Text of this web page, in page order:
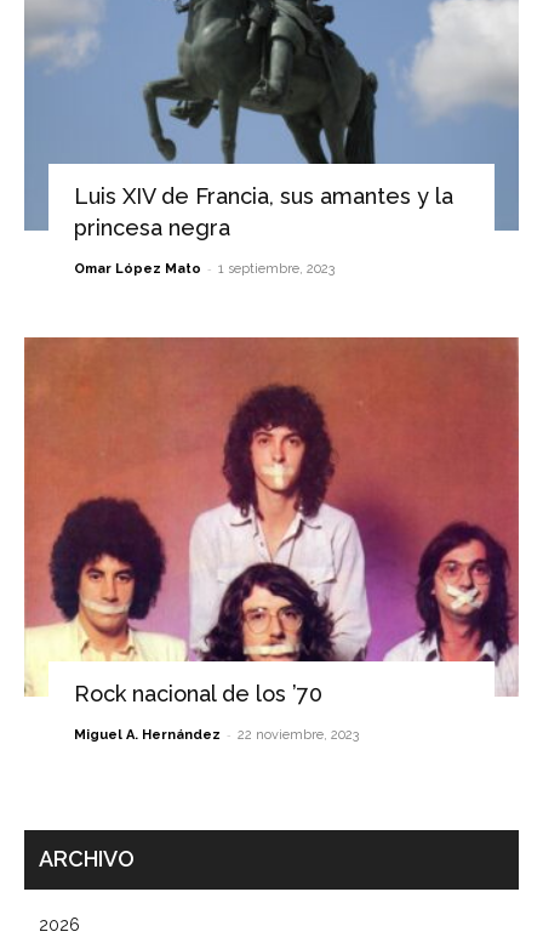
Luis XIV de Francia, sus amantes y la
princesa negra
Omar López Mato - 1 septiembre, 2023
Rock nacional de los ’70
Miguel A. Hernández - 22 noviembre, 2023
ARCHIVO
2026